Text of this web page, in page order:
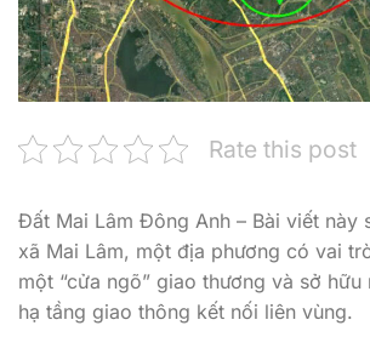
Rate this post
Đất Mai Lâm Đông Anh – Bài viết này
xã Mai Lâm, một địa phương có vai
một “cửa ngõ” giao thương và sở hữu
hạ tầng giao thông kết nối liên vùng.